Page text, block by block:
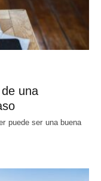
una
puede ser una buena